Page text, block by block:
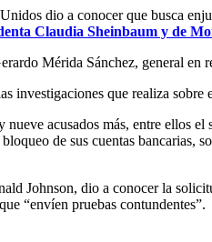
dio a conocer que busca
Claudia Sheinbaum y de
Mérida Sánchez, general
que realiza sobre
acusados más, entre ellos
de sus cuentas
Johnson, dio a conocer la
“envíen pruebas contundentes”.